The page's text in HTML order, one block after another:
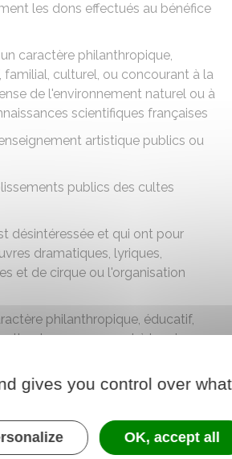
les dons effectués au bénéfice
caractère philanthropique,
familial, culturel, ou concourant à la
de l'environnement naturel ou à
scientifiques françaises
artistique publics ou
publics des cultes
désintéressée et qui ont pour
dramatiques, lyriques,
et de cirque ou l'organisation
philanthropique, éducatif,
ou concourant à la mise en
naturel ou à la
scientifiques françaises
et qui reversent les revenus tirés
.
gives you control over
OK, accept all